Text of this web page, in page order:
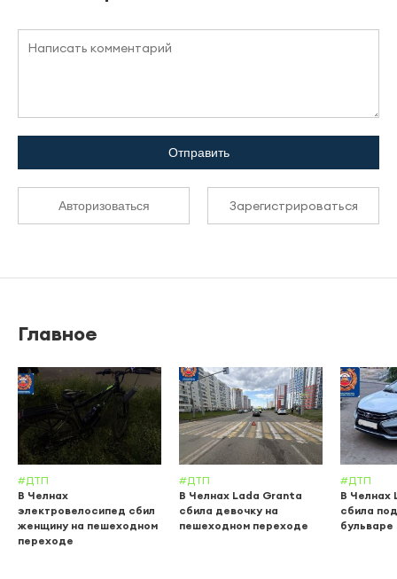
Отправить
Авторизоваться Зарегистрироваться
Главное
#ДТП
В Челнах
электровелосипед сбил
женщину на пешеходном
переходе
#ДТП
В Челнах Lada Granta
сбила девочку на
пешеходном переходе
#ДТП
В Челнах
сбила